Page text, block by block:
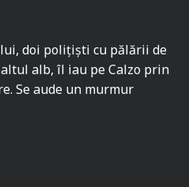
doi polițiști cu pălării de
alb, îl iau pe Calzo prin
Se aude un murmur